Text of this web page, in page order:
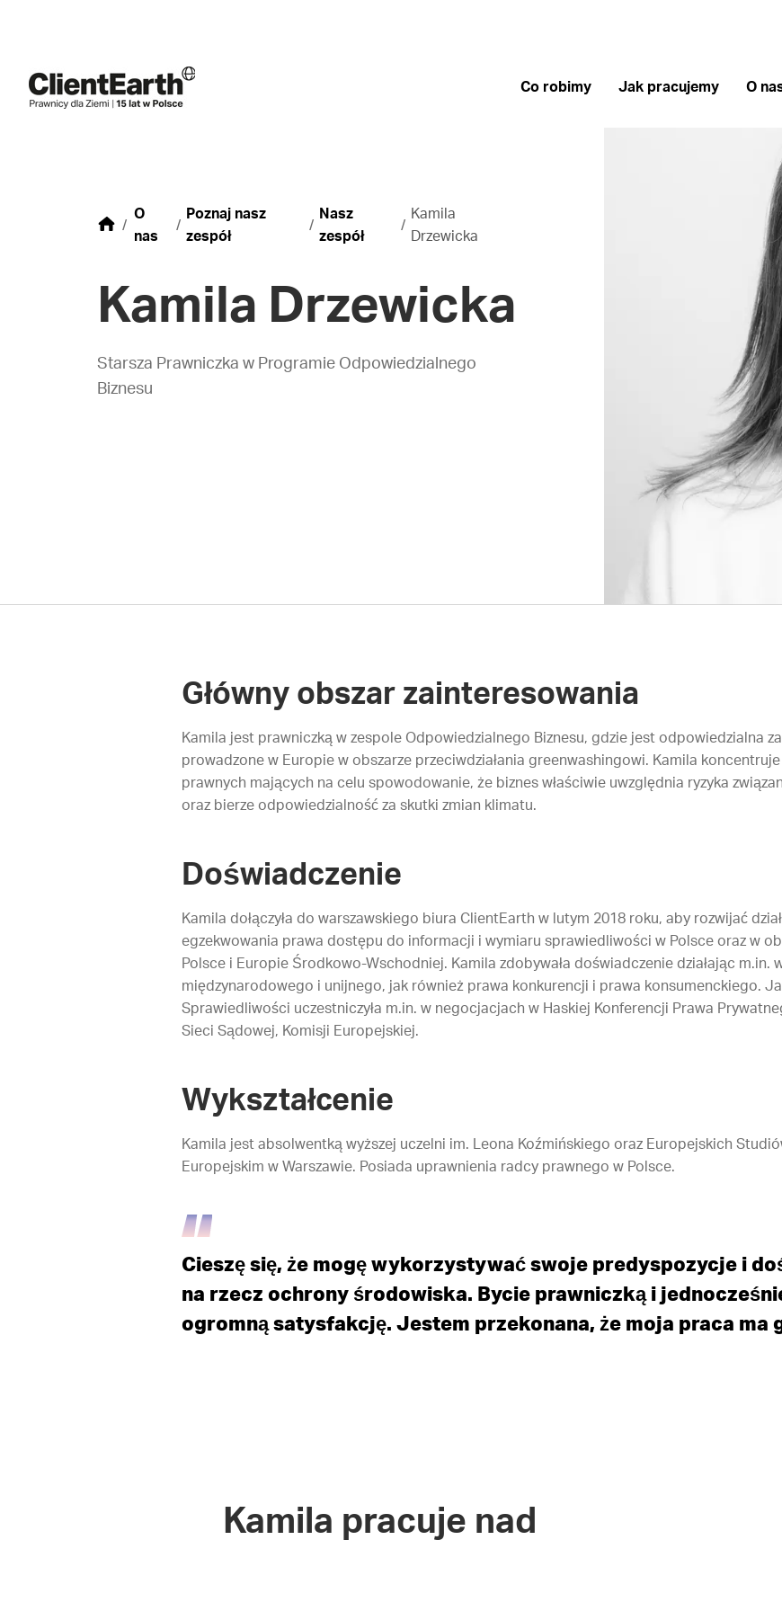
Co robimy Jak pracujemy O
O
nas
Poznaj nasz
zespół
Nasz
zespół
Kamila
Drzewicka
Kamila Drzewicka
Starsza Prawniczka w Programie Odpowiedzialnego
Biznesu
Główny obszar zainteresowania
Kamila jest prawniczką w zespole Odpowiedzialnego Biznesu, gdzie jest odpowiedzialna
prowadzone w Europie w obszarze przeciwdziałania greenwashingowi. Kamila
prawnych mających na celu spowodowanie, że biznes właściwie uwzględnia ryzyka
oraz bierze odpowiedzialność za skutki zmian klimatu.
Doświadczenie
Kamila dołączyła do warszawskiego biura ClientEarth w lutym 2018 roku, aby rozwijać
egzekwowania prawa dostępu do informacji i wymiaru sprawiedliwości w Polsce oraz w
Polsce i Europie Środkowo-Wschodniej. Kamila zdobywała doświadczenie działając m.in.
międzynarodowego i unijnego, jak również prawa konkurencji i prawa konsumenckiego.
Sprawiedliwości uczestniczyła m.in. w negocjacjach w Haskiej Konferencji Prawa
Sieci Sądowej, Komisji Europejskiej.
Wykształcenie
Kamila jest absolwentką wyższej uczelni im. Leona Koźmińskiego oraz Europejskich
Europejskim w Warszawie. Posiada uprawnienia radcy prawnego w Polsce.
Cieszę się, że mogę wykorzystywać swoje predyspozycje i
na rzecz ochrony środowiska. Bycie prawniczką i
ogromną satysfakcję. Jestem przekonana, że moja praca ma
Kamila pracuje nad